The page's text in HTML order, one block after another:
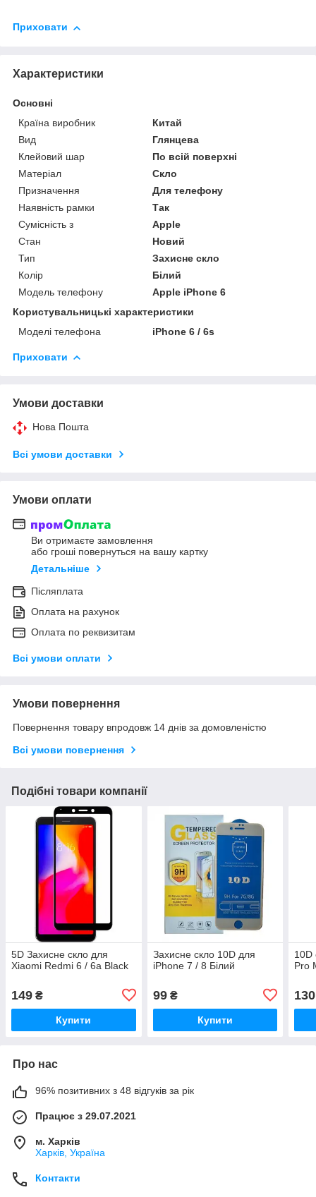
Приховати
Характеристики
Основні
Країна виробник
Китай
Вид
Глянцева
Клейовий шар
По всій поверхні
Матеріал
Скло
Призначення
Для телефону
Наявність рамки
Так
Сумісність з
Apple
Стан
Новий
Тип
Захисне скло
Колір
Білий
Модель телефону
Apple iPhone 6
Користувальницькі характеристики
Моделі телефона
iPhone 6 / 6s
Приховати
Умови доставки
Нова Пошта
Всі умови доставки
Умови оплати
Ви отримаєте замовлення
або гроші повернуться на вашу картку
Детальніше
Післяплата
Оплата на рахунок
Оплата по реквизитам
Всі умови оплати
Умови повернення
Повернення товару впродовж 14 днів за домовленістю
Всі умови повернення
Подібні товари компанії
5D Захисне скло для
Xiaomi Redmi 6 / 6a Black
149 ₴
Купити
Захисне скло 10D для
iPhone 7 / 8 Білий
99₴
Купити
10D
Pro
130
Про нас
96% позитивних з 48 відгуків за рік
Працює з 29.07.2021
м. Харків
Харків, Україна
Контакти